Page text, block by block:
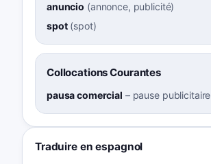
anuncio (annonce, publicité)
spot(spot)
Collocations Courantes
pausa comercial – pause publicitaire
Traduire en espagnol